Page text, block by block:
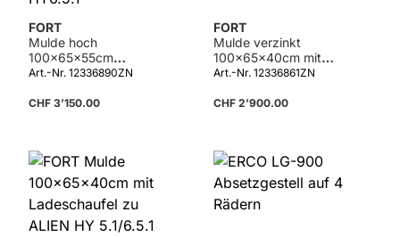
FORT
Mulde hoch
100x65x55cm
verzinkt mit
zu ALIEN HY6.5.1
Art.-Nr. 12336890ZN
CHF 3’150.00
FORT
Mulde verzinkt
100x65x40cm mit
Ladeschaufel zu
Art.-Nr. 12336861ZN
CHF 2’900.00